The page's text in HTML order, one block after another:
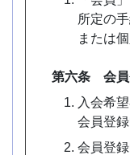
所定の
または
第六条 会員
入会希
会員登
会員登